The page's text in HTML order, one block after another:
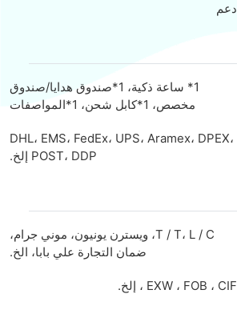
دعم
1* ساعة ذكية، 1*صندوق هدايا/صندوق
مخصص، 1*كابل شحن، 1*المواصفات
DHL، EMS، FedEx، UPS، Aramex، DPEX،
POST، DDP إلخ.
T / T، L / C، ويسترن يونيون، موني جرام،
ضمان التجارة علي بابا، الخ.
EXW ، FOB ، CIF ، إلخ.